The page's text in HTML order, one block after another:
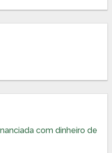
com dinheiro de